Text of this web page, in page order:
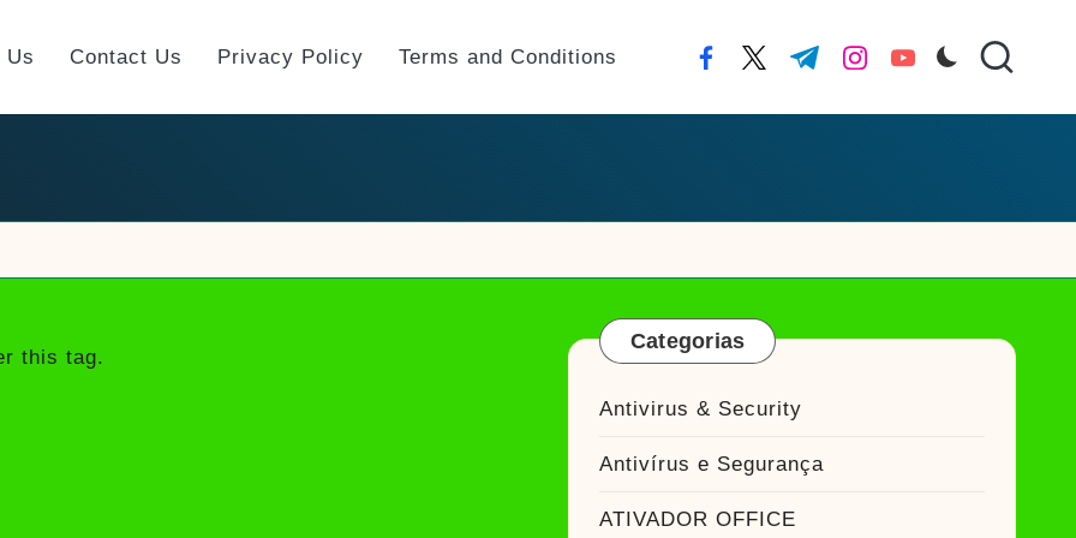
Us Contact Us Privacy Policy Terms and Conditions facebook.com
twitter.com
t.me instagram.com
youtube.com
this tag.
Categorias
Antivirus & Security
Antivírus e Segurança
ATIVADOR OFFICE